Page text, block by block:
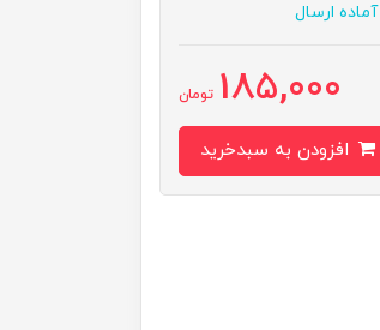
آماده ارسال
185,000 تومان